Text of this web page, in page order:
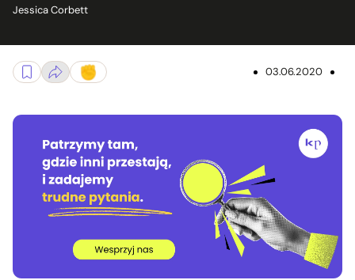
Jessica Corbett
03.06.2020